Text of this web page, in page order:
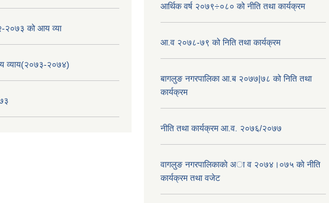
को आय व्या
२०७४)
आर्थिक वर्ष २०७९÷०८० को नीति तथा कार्यक्रम
आ.व २०७८-७९ को निति तथा कार्यक्रम
बागलुङ नगरपालिका आ.ब २०७७|७८ को निति तथा
कार्यक्रम
नीति तथा कार्यक्रम आ.व. २०७६/२०७७
वागलुङ नगरपालिकाकाे अा‍ व २०७४।०७५ काे नीति
कार्यक्रम तथा वजेट